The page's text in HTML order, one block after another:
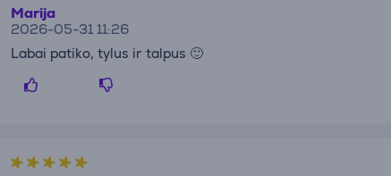
Marija
2026-05-31 11:26
Labai patiko, tylus ir talpus 🙂